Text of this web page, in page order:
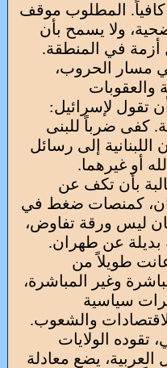
المطلوب موقف
ولا يسمح بأن
أزمة في المنطقة.
مسار الحروب،
تقول لإسرائيل:
كفى ضرباً للبنى
إلى رسائل
أو غيرهما.
بأن تكف عن
كمنصات ضغط في
ليس ورقة تفاوض،
بديلة عن طهران.
طويلاً من
وغير المباشرة،
سياسية
والشعوب.
تقوده الولايات
العربية، يضع معادلة